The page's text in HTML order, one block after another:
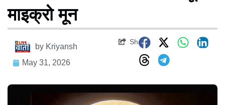
माइक्रो मून
by Kriyansh
May 31, 2026
Share